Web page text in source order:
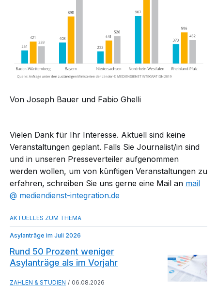
Von Joseph Bauer und Fabio Ghelli
Vielen Dank für Ihr Interesse. Aktuell sind keine
Veranstaltungen geplant. Falls Sie Journalist/in sind
und in unseren Presseverteiler aufgenommen
werden wollen, um von künftigen Veranstaltungen zu
erfahren, schreiben Sie uns gerne eine Mail an mail​
mediendienst-integration.de
Asylanträge im Juli 2026
Rund 50 Prozent weniger
Asylanträge als im Vorjahr
ZAHLEN & STUDIEN 06.08.2026